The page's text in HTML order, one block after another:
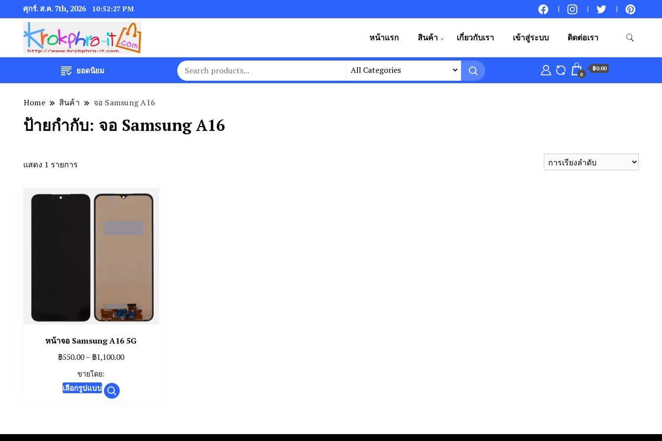
ศุกร์. ส.ค. 7th, 2026 10:52:27 PM
หน้าแรก สินค้า เกี่ยวกับเรา เข้าสู่ระบบ ติดต่อเรา
ยอดนิยม 0
฿0.00
Home สินค้า จอ Samsung A16
ป้ายกำกับ: จอ Samsung A16
แสดง 1 รายการ
หน้าจอ Samsung A16 5G
฿550.00 – ฿1,100.00Price
ขายโดย:
เลือกรูปแบบ This
product